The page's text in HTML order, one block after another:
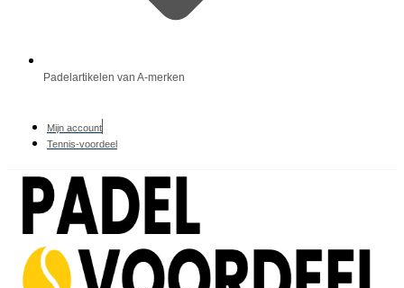
Padelartikelen van A-merken
Mijn account
Tennis-voordeel